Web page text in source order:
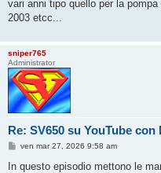
i
vari anni tipo quello per la
2003 etcc...
sniper765
Administrator
Re: SV650 su YouTube con
M
s
ven mar 27, 2026 9:58 am
In questo episodio mettono le